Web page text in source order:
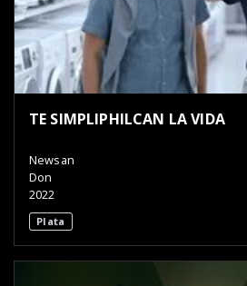
TE SIMPLIPHILCAN LA VIDA
Newsan
Don
2022
Plata